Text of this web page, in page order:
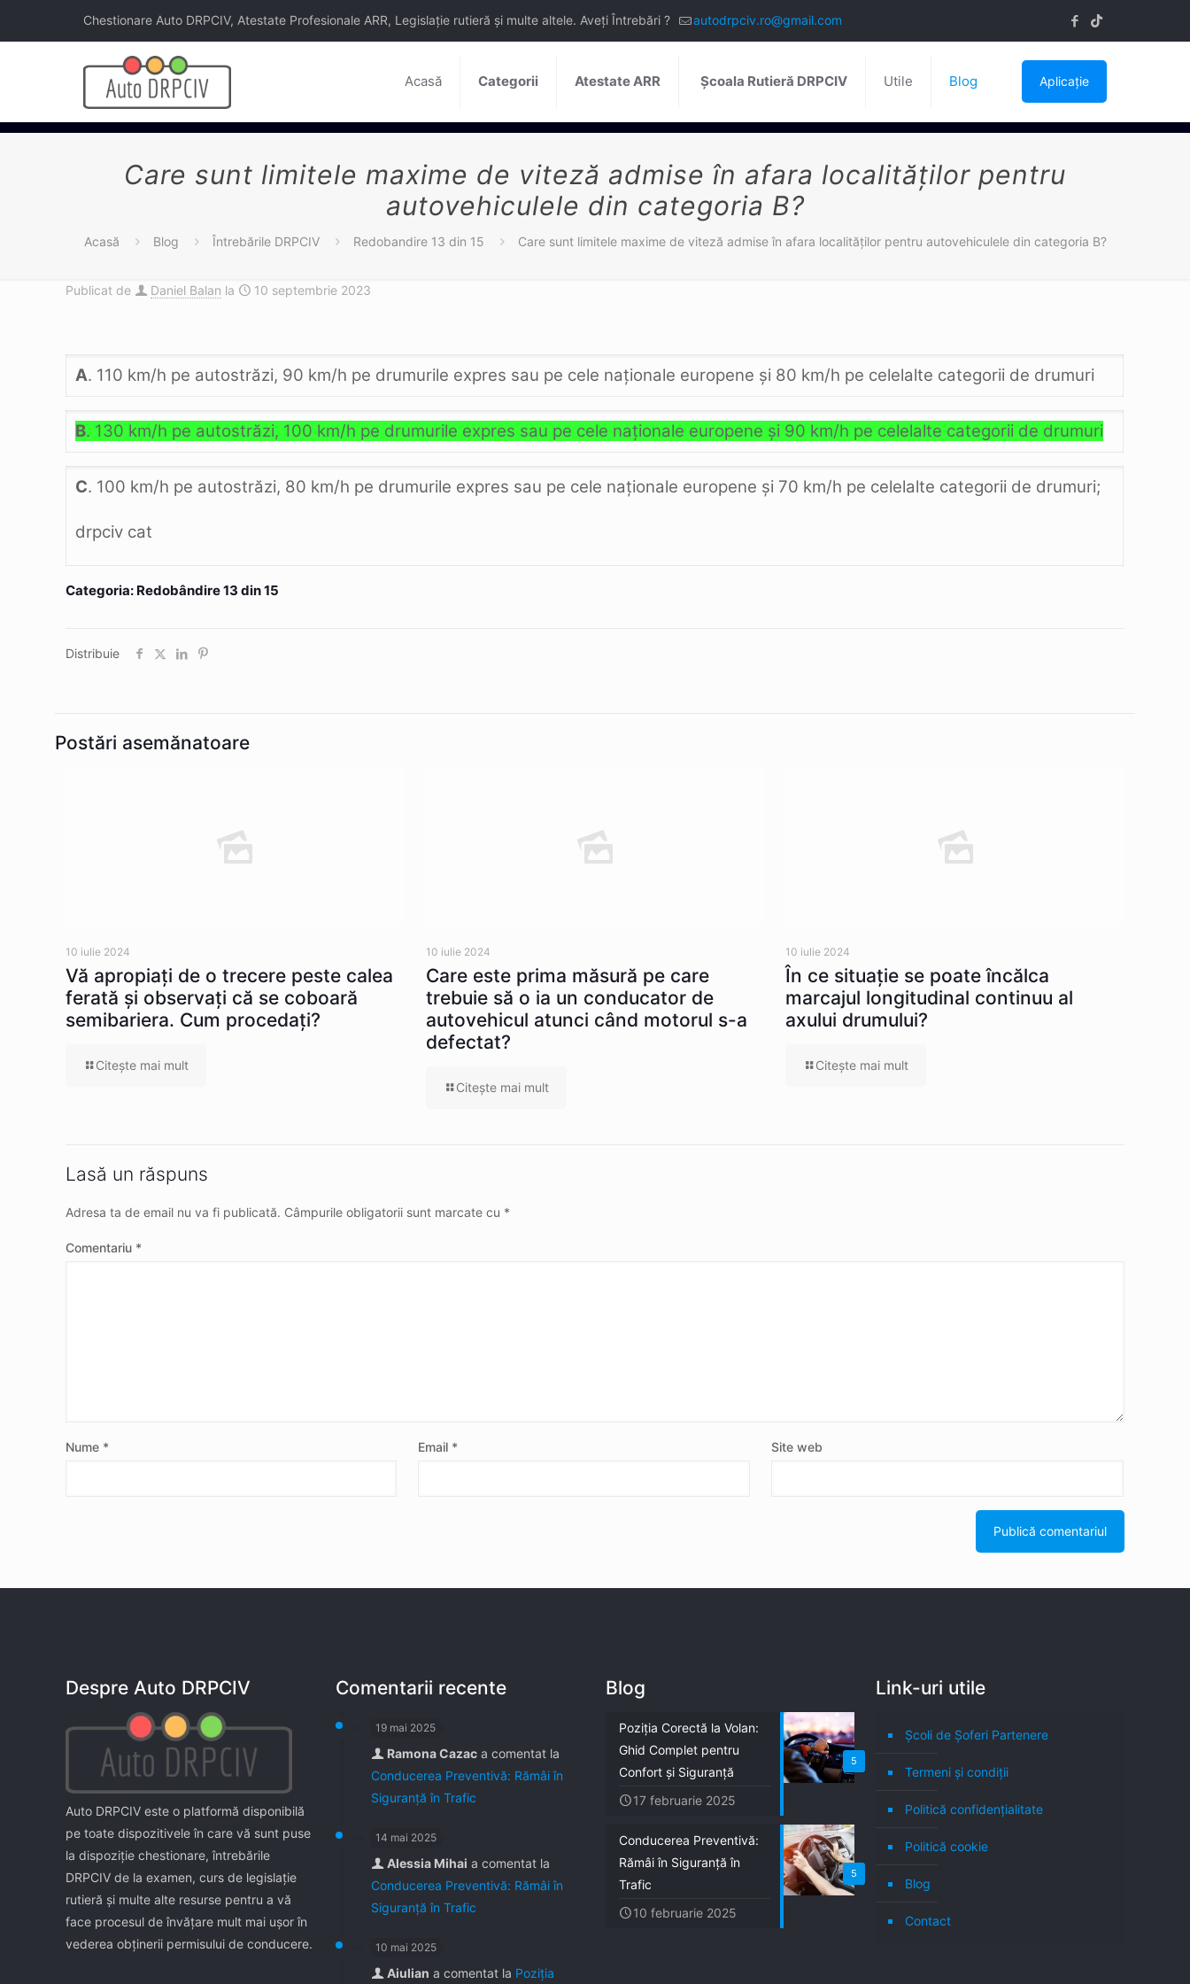
Chestionare Auto DRPCIV, Atestate Profesionale ARR, Legislație rutieră și multe altele. Aveți Întrebări ? autodrpciv.ro@gmail.com
Acasă Categorii Atestate ARR Școala Rutieră DRPCIV Utile Blog Aplicație
Care sunt limitele maxime de viteză admise în afara localităţilor pentru
autovehiculele din categoria B?
Acasă Blog Întrebările DRPCIV Redobandire 13 din 15 Care sunt limitele maxime de viteză admise în afara localităţilor pentru autovehiculele din categoria B?
Publicat de Daniel Balan la 10 septembrie 2023
A. 110 km/h pe autostrăzi, 90 km/h pe drumurile expres sau pe cele naţionale europene şi 80 km/h pe celelalte categorii de drumuri
B. 130 km/h pe autostrăzi, 100 km/h pe drumurile expres sau pe cele naţionale europene şi 90 km/h pe celelalte categorii de drumuri
C. 100 km/h pe autostrăzi, 80 km/h pe drumurile expres sau pe cele naţionale europene şi 70 km/h pe celelalte categorii de drumuri;
drpciv cat
Categoria: Redobândire 13 din 15
Distribuie
Postări asemănatoare
10 iulie 2024
Vă apropiaţi de o trecere peste calea
ferată şi observaţi că se coboară
semibariera. Cum procedaţi?
Citeşte mai mult
10 iulie 2024
Care este prima măsură pe care
trebuie să o ia un conducator de
autovehicul atunci când motorul s-a
defectat?
Citeşte mai mult
10 iulie 2024
În ce situaţie se poate încălca
marcajul longitudinal continuu al
axului drumului?
Citeşte mai mult
Lasă un răspuns
Adresa ta de email nu va fi publicată. Câmpurile obligatorii sunt marcate cu *
Comentariu *
Nume * Email * Site web
Despre Auto DRPCIV
Auto DRPCIV este o platformă disponibilă
pe toate dispozitivele în care vă sunt puse
la dispoziţie chestionare, întrebările
DRPCIV de la examen, curs de legislaţie
rutieră şi multe alte resurse pentru a vă
face procesul de învăţare mult mai uşor în
vederea obţinerii permisului de conducere.
Comentarii recente
19 mai 2025
Ramona Cazac a comentat la
Conducerea Preventivă: Rămâi în
Siguranță în Trafic
14 mai 2025
Alessia Mihai a comentat la
Conducerea Preventivă: Rămâi în
Siguranță în Trafic
10 mai 2025
Aiulian a comentat la Poziția
Blog
5
Poziția Corectă la Volan:
Ghid Complet pentru
Confort și Siguranță
17 februarie 2025
5
Conducerea Preventivă:
Rămâi în Siguranță în
Trafic
10 februarie 2025
Link-uri utile
Școli de Șoferi Partenere
Termeni şi condiţii
Politică confidenţialitate
Politică cookie
Blog
Contact